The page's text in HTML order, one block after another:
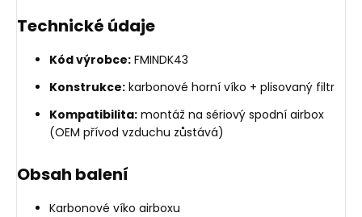
Technické údaje
Kód výrobce: FMINDK43
Konstrukce: karbonové horní víko + plisovaný filtr
Kompatibilita: montáž na sériový spodní airbox
(OEM přívod vzduchu zůstává)
Obsah balení
Karbonové víko airboxu